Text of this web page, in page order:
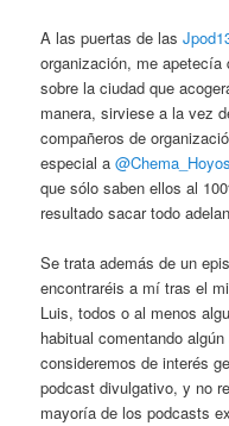
A las puertas de las
organización, me
sobre la ciudad que
manera, sirviese a la vez
compañeros de
especial a@Chema_Hoyos
que sólo saben ellos al
resultado sacar todo
Se trata además de un
encontraréis a mí tras el
Luis, todos o al menos
habitual comentando
consideremos de interés
podcast divulgativo, y no
mayoría de los podcasts